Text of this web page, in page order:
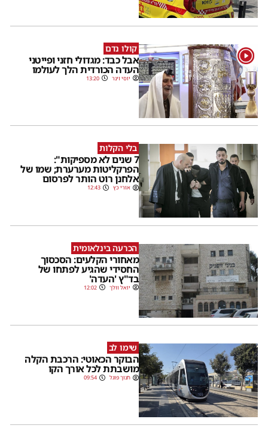
1 קולו נדם
אבל כבד: מגדולי חזני ופייטני
העדה הכורדית הלך לעולמו
יוסי וינר 13:20
בלי הקלות
7 שנים לא מספיקות":
הפרקליטות מערערת; שמו של
אלחנן רוט הותר לפרסום
אורי כץ 12:43
הכרעה בינלאומית
מאחורי הקלעים: הסכסוך
החסידי שהגיע לפתחו של
בד"ץ 'העדה'
יואל וולך 12:02
שימו לב
הבוקר הכאוטי: הרכבת הקלה
מושבתת לכל אורך הקו
חנוך פוגל 09:54